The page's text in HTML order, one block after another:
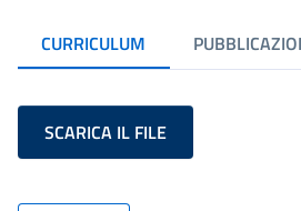
CURRICULUM
SCARICA IL FILE